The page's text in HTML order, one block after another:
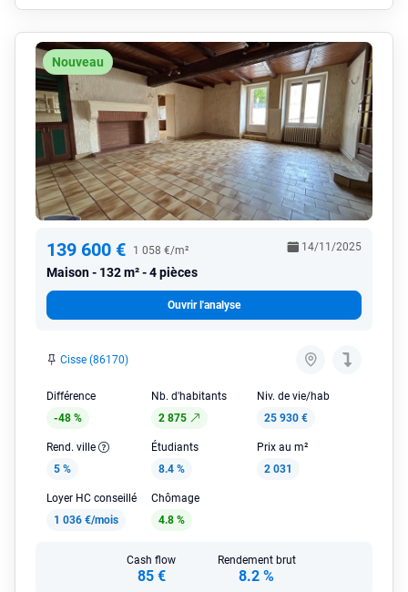
Nouveau
139 600 € 1 058 €/m²
Maison 132 m² - 4 pièces
14/11/2025
Ouvrir l'analyse
Cisse (86170)
Différence
-48 %
Nb. d'habitants
2 875
Niv. de vie/hab
25 930 €
Rend. ville
5 %
Étudiants
8.4 %
Prix au m²
2 031
Loyer HC conseillé
1 036 €/mois
Chômage
4.8 %
Cash flow
85 €
Rendement brut
8.2 %